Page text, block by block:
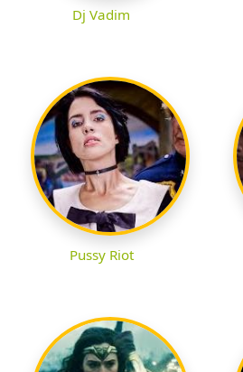
Dj Vadim
Pussy Riot